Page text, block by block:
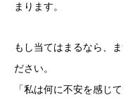
まります。
もし当てはまるなら、
ださい。
「私は何に不安を感じ